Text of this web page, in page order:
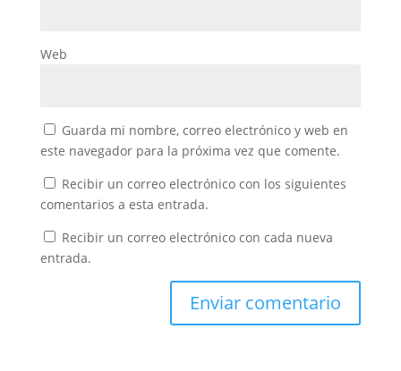
Web
Guarda mi nombre, correo electrónico y web en
este navegador para la próxima vez que comente.
Recibir un correo electrónico con los siguientes
comentarios a esta entrada.
Recibir un correo electrónico con cada nueva
entrada.